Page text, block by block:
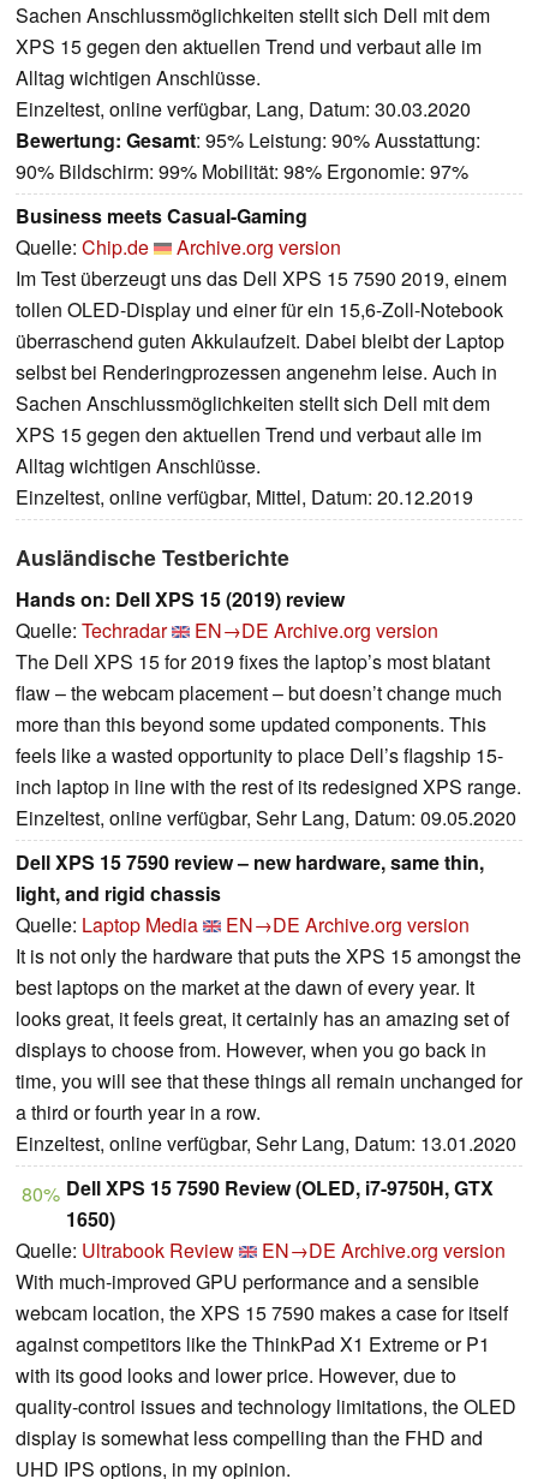
Sachen Anschlussmöglichkeiten stellt sich Dell mit dem
XPS 15 gegen den aktuellen Trend und verbaut alle im
Alltag wichtigen Anschlüsse.
Einzeltest, online verfügbar, Lang, Datum: 30.03.2020
Bewertung: Gesamt: 95% Leistung: 90% Ausstattung:
90% Bildschirm: 99% Mobilität: 98% Ergonomie: 97%
Business meets Casual-Gaming
Quelle: Chip.de
Archive.org version
Im Test überzeugt uns das Dell XPS 15 7590 2019, einem
tollen OLED-Display und einer für ein 15,6-Zoll-Notebook
überraschend guten Akkulaufzeit. Dabei bleibt der Laptop
selbst bei Renderingprozessen angenehm leise. Auch in
Sachen Anschlussmöglichkeiten stellt sich Dell mit dem
XPS 15 gegen den aktuellen Trend und verbaut alle im
Alltag wichtigen Anschlüsse.
Einzeltest, online verfügbar, Mittel, Datum: 20.12.2019
Ausländische Testberichte
Hands on: Dell XPS 15 (2019) review
Quelle: Techradar EN→DE Archive.org version
The Dell XPS 15 for 2019 fixes the laptop’s most blatant
flaw – the webcam placement – but doesn’t change much
more than this beyond some updated components. This
feels like a wasted opportunity to place Dell’s flagship 15-
inch laptop in line with the rest of its redesigned XPS range.
Einzeltest, online verfügbar, Sehr Lang, Datum: 09.05.2020
Dell XPS 15 7590 review – new hardware, same thin,
light, and rigid chassis
Quelle: Laptop Media EN→DE Archive.org version
It is not only the hardware that puts the XPS 15 amongst the
best laptops on the market at the dawn of every year. It
looks great, it feels great, it certainly has an amazing set of
displays to choose from. However, when you go back in
time, you will see that these things all remain unchanged for
a third or fourth year in a row.
Einzeltest, online verfügbar, Sehr Lang, Datum: 13.01.2020
80% Dell XPS 15 7590 Review (OLED, i7-9750H, GTX
1650)
Quelle: Ultrabook Review EN→DE Archive.org version
With much-improved GPU performance and a sensible
webcam location, the XPS 15 7590 makes a case for itself
against competitors like the ThinkPad X1 Extreme or P1
with its good looks and lower price. However, due to
quality-control issues and technology limitations, the OLED
display is somewhat less compelling than the FHD and
UHD IPS options, in my opinion.